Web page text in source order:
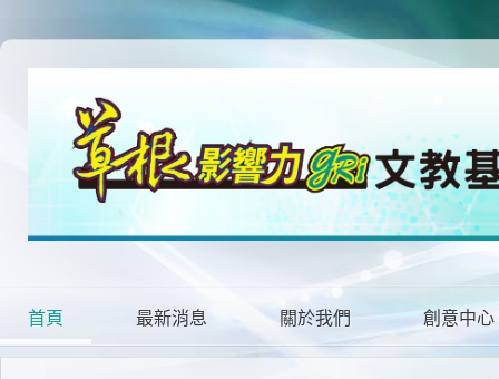
首頁 最新消息 關於我們 創意中心